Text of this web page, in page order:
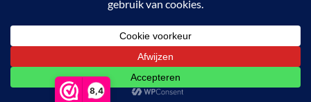
8,4
BTW nr. NL002145483B31 | KvKnr. 09088773 | NL95
RABO 010.12.95.251 | Web ontwerp:EYE-
GRAPHICSOtterlo.